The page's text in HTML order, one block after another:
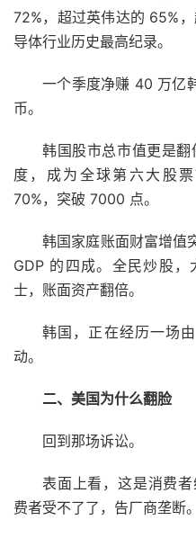
72%，超过英伟达的 65%
导体行业历史最高纪录。
一个季度净赚 40 万亿
币。
韩国股市总市值更是
度，成为全球第六大股
70%，突破 7000 点。
韩国家庭账面财富增值
GDP 的四成。全民炒股
士，账面资产翻倍。
韩国，正在经历一场
动。
二、美国为什么翻脸
回到那场诉讼。
表面上看，这是消费
费者受不了了，告厂商垄断。